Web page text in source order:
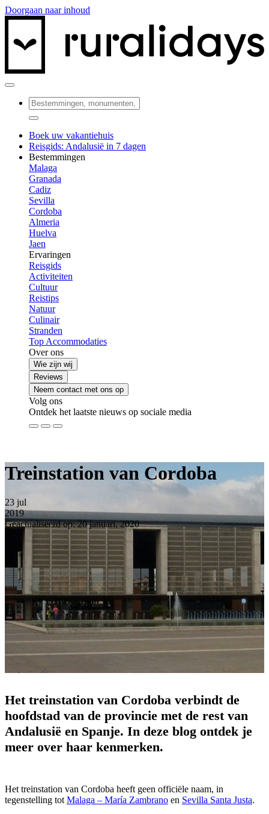
Doorgaan naar inhoud
Boek uw vakantiehuis
Reisgids: Andalusië in 7 dagen
Bestemmingen
Malaga
Granada
Cadiz
Sevilla
Cordoba
Almeria
Huelva
Jaen
Ervaringen
Reisgids
Activiteiten
Cultuur
Reistips
Natuur
Culinair
Stranden
Top Accommodaties
Over ons
Wie zijn wij
Reviews
Neem contact met ons op
Volg ons
Ontdek het laatste nieuws op sociale media
Treinstation van Cordoba
23 jul
2019
Geactualiseerd op: 20 januari, 2020
Het treinstation van Cordoba verbindt de
hoofdstad van de provincie met de rest van
Andalusië en Spanje. In deze blog ontdek je
meer over haar kenmerken.
Het treinstation van Cordoba heeft geen officiële naam, in
tegenstelling tot Malaga – María Zambrano en Sevilla Santa Justa.